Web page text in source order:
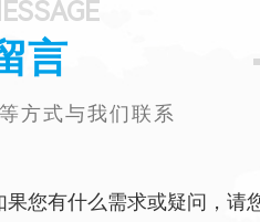
言
方式与我们联系
果您有什么需求或疑问，请